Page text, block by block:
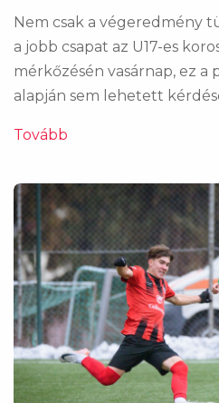
Nem csak a végeredmény
a jobb csapat az U17-es
mérkőzésén vasárnap, ez
alapján sem lehetett
Tovább